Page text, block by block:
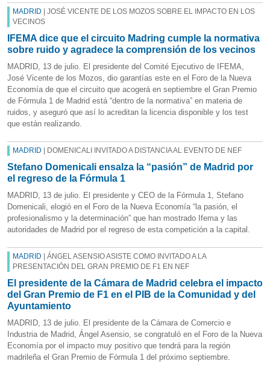
MADRID | JOSÉ VICENTE DE LOS MOZOS SOBRE EL IMPACTO EN LOS
VECINOS
IFEMA dice que el circuito Madring cumple la normativa
sobre ruido y agradece la comprensión de los vecinos
MADRID, 13 de julio. El presidente del Comité Ejecutivo de IFEMA,
José Vicente de los Mozos, dio garantías este en el Foro de la Nueva
Economía de que el circuito que acogerá en septiembre el Gran Premio
de Fórmula 1 de Madrid está “dentro de la normativa” en materia de
ruidos, y aseguró que así lo acreditan la licencia disponible y los test
que están realizando.
MADRID | DOMENICALI INVITADO A DISTANCIA AL EVENTO DE NEF
Stefano Domenicali ensalza la “pasión” de Madrid por
el regreso de la Fórmula 1
MADRID, 13 de julio. El presidente y CEO de la Fórmula 1, Stefano
Domenicali, elogió en el Foro de la Nueva Economía “la pasión, el
profesionalismo y la determinación” que han mostrado Ifema y las
autoridades de Madrid por el regreso de esta competición a la capital.
MADRID | ÁNGEL ASENSIO ASISTE COMO INVITADO A LA
PRESENTACIÓN DEL GRAN PREMIO DE F1 EN NEF
El presidente de la Cámara de Madrid celebra el impacto
del Gran Premio de F1 en el PIB de la Comunidad y del
Ayuntamiento
MADRID, 13 de julio. El presidente de la Cámara de Comercio e
Industria de Madrid, Ángel Asensio, se congratuló en el Foro de la Nueva
Economía por el impacto muy positivo que tendrá para la región
madrileña el Gran Premio de Fórmula 1 del próximo septiembre.